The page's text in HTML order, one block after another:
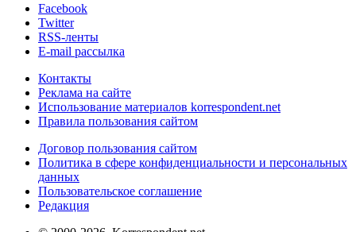
Facebook
Twitter
RSS-ленты
E-mail рассылка
Контакты
Реклама на сайте
Использование материалов korrespondent.net
Правила пользования сайтом
Договор пользования сайтом
Политика в сфере конфиденциальности и персональных
данных
Пользовательское соглашение
Редакция